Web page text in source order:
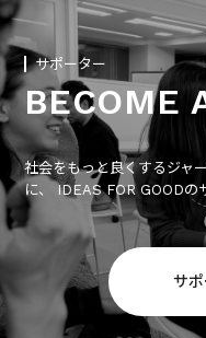
サポーター
BECOME
社会をもっと良くするジャ
に、 IDEAS FOR GOODの
サ